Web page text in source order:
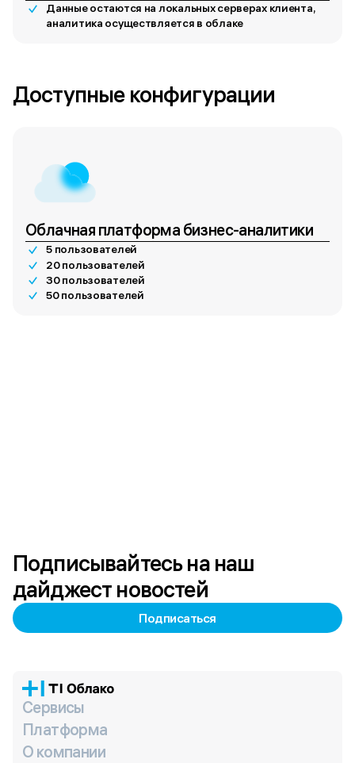
Данные остаются на локальных серверах клиента,
аналитика осуществляется в облаке
Облачная платформа бизнес-аналитики
5 пользователей
20 пользователей
30 пользователей
50 пользователей
Подписывайтесь на наш
дайджест новостей
Подписаться
Сервисы
Платформа
О компании